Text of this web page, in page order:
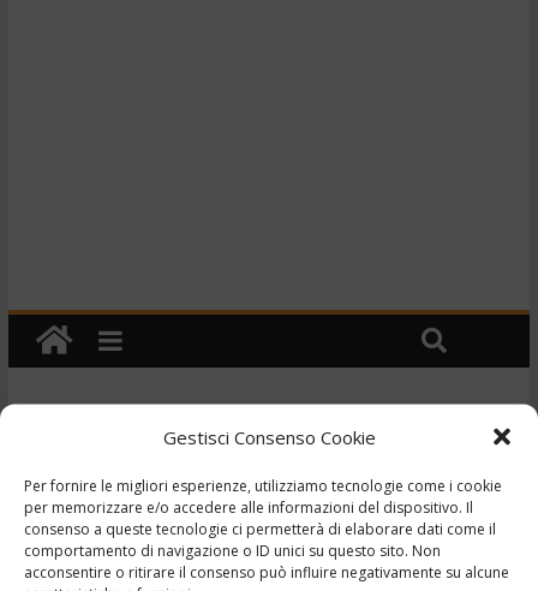
Gestisci Consenso Cookie
Per fornire le migliori esperienze, utilizziamo tecnologie come i cookie
per memorizzare e/o accedere alle informazioni del dispositivo. Il
consenso a queste tecnologie ci permetterà di elaborare dati come il
comportamento di navigazione o ID unici su questo sito. Non
acconsentire o ritirare il consenso può influire negativamente su alcune
TG – Teme le corna e
vuole mandare la moglie
dall’esorcista – 3/5/2023